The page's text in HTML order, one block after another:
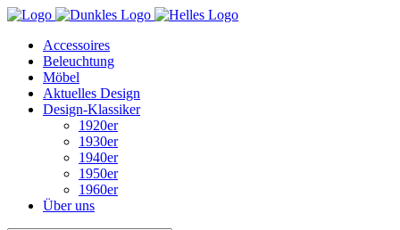
Accessoires
Beleuchtung
Möbel
Aktuelles Design
Design-Klassiker
1920er
1930er
1940er
1950er
1960er
Über uns